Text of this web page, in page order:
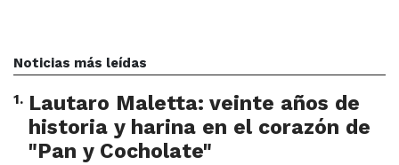
Noticias más leídas
1. Lautaro Maletta: veinte años de
historia y harina en el corazón de
"Pan y Cocholate"